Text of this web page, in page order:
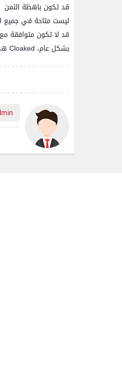
قد تكون باهظة الثمن
ليست متاحة في جميع
قد لا تكون متوافقة مع
بشكل عام، Cloaked هي خدمة جيدة لحماية خصوصيتك. ومع ذلك، من المهم مراعاة التكلفة والتوافر والتوافق قبل الاشتراك.